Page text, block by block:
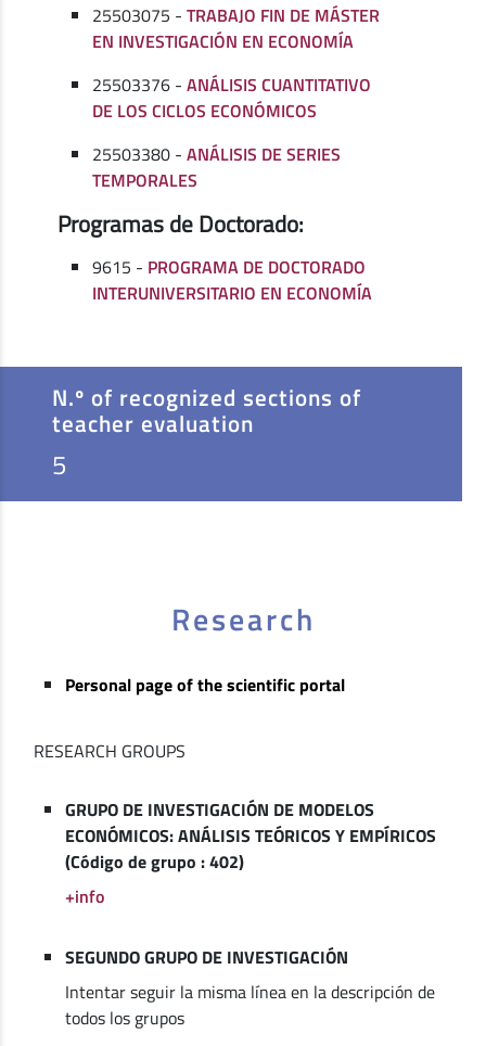
25503075 -TRABAJO FIN DE MÁSTER
EN INVESTIGACIÓN EN ECONOMÍA
25503376 -ANÁLISIS CUANTITATIVO
DE LOS CICLOS ECONÓMICOS
25503380 -ANÁLISIS DE SERIES
TEMPORALES
Programas de Doctorado:
9615 - PROGRAMA DE DOCTORADO
INTERUNIVERSITARIO EN ECONOMÍA
N.º of recognized sections of
teacher evaluation
5
Research
Personal page of the scientific portal
RESEARCH GROUPS
GRUPO DE INVESTIGACIÓN DE MODELOS
ECONÓMICOS: ANÁLISIS TEÓRICOS Y EMPÍRICOS
(Código de grupo : 402)
+info
SEGUNDO GRUPO DE INVESTIGACIÓN
Intentar seguir la misma línea en la descripción de
todos los grupos